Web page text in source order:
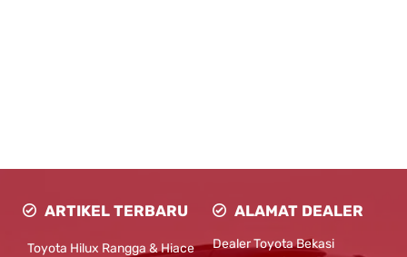
ARTIKEL TERBARU
Toyota Hilux Rangga & Hiace
ALAMAT DEALER
Dealer Toyota Bekasi